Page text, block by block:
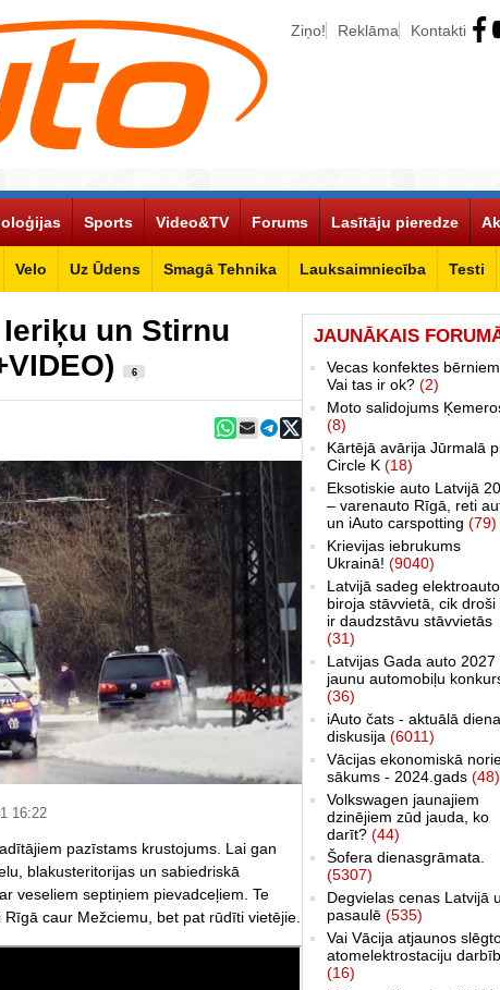
Ziņo! Reklāma Kontakti
Velo Uz Ūdens Smagā Tehnika Lauksaimniecība Testi
Sports Video&TV Forums Lasītāju pieredze
un Stirnu
6
16:22
pazīstams krustojums. Lai gan
blakusteritorijas un sabiedriskā
veseliem septiņiem pievadceļiem. Te
caur Mežciemu, bet pat rūdīti vietējie.
JAUNĀKAIS
Vecas konfektes
Vai tas ir ok? (2)
Moto salidojums
(8)
Kārtējā avārija Jūrmalā
Circle K (18)
Eksotiskie auto Latvijā
– varenauto Rīgā, reti
un iAuto carspotting (79)
Krievijas iebrukums
Ukrainā! (9040)
Latvijā sadeg elektroauto
biroja stāvvietā, cik droši
ir daudzstāvu stāvvietās
(31)
Latvijas Gada auto 2027
jaunu automobiļu
(36)
iAuto čats - aktuālā
diskusija (6011)
Vācijas ekonomiskā
sākums - 2024.gads (48)
Volkswagen jaunajiem
dzinējiem zūd jauda, ko
darīt? (44)
Šofera dienasgrāmata.
(5307)
Degvielas cenas Latvijā
pasaulē (535)
Vai Vācija atjaunos
atomelektrostaciju
(16)